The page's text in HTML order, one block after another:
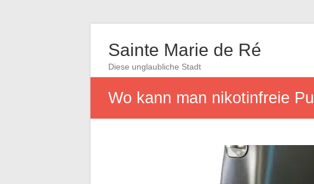
Sainte Marie de Ré
Diese unglaubliche Stadt
Wo kann man nikotinfreie